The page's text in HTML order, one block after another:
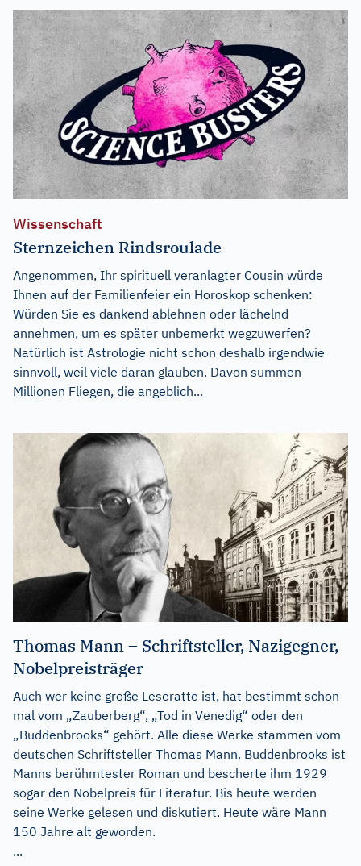
Wissenschaft
Sternzeichen Rindsroulade
Angenommen, Ihr spirituell veranlagter Cousin würde
Ihnen auf der Familienfeier ein Horoskop schenken:
Würden Sie es dankend ablehnen oder lächelnd
annehmen, um es später unbemerkt wegzuwerfen?
Natürlich ist Astrologie nicht schon deshalb irgendwie
sinnvoll, weil viele daran glauben. Davon summen
Millionen Fliegen, die angeblich...
Thomas Mann – Schriftsteller, Nazigegner,
Nobelpreisträger
Auch wer keine große Leseratte ist, hat bestimmt schon
mal vom „Zauberberg“, „Tod in Venedig“ oder den
„Buddenbrooks“ gehört. Alle diese Werke stammen vom
deutschen Schriftsteller Thomas Mann. Buddenbrooks ist
Manns berühmtester Roman und bescherte ihm 1929
sogar den Nobelpreis für Literatur. Bis heute werden
seine Werke gelesen und diskutiert. Heute wäre Mann
150 Jahre alt geworden.
...